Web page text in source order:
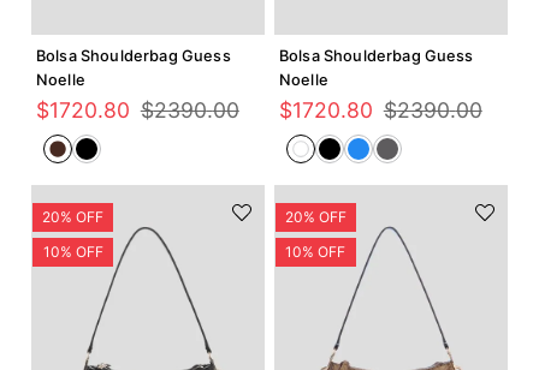
Bolsa Shoulderbag Guess
Noelle
$1720.80 $2390.00
Bolsa Shoulderbag Guess
Noelle
$1720.80 $2390.00